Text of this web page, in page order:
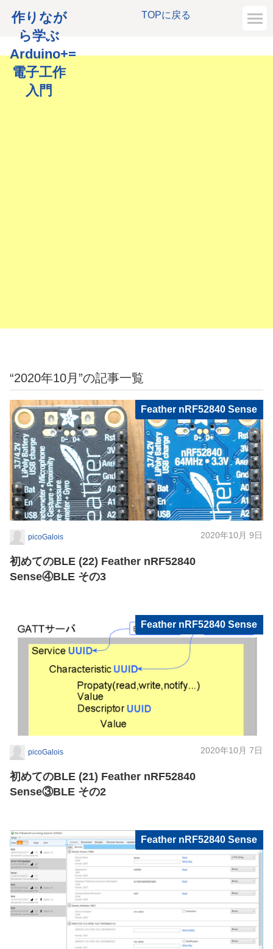
TOPに戻る
作りなが
ら学ぶ
Arduino+=
電子工作
入門
“2020年10月”の記事一覧
Feather nRF52840 Sense
picoGalois 2020年10月 9日
初めてのBLE (22) Feather nRF52840
Sense④BLE その3
Feather nRF52840 Sense
picoGalois 2020年10月 7日
初めてのBLE (21) Feather nRF52840
Sense③BLE その2
Feather nRF52840 Sense